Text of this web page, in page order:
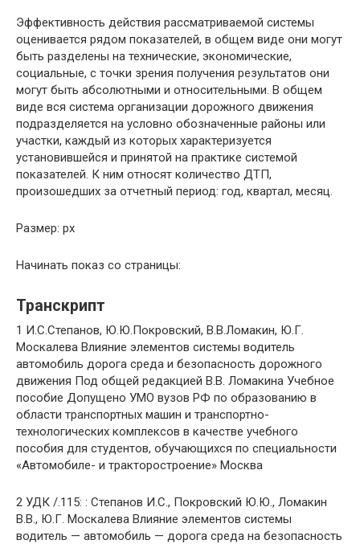
Эффективность действия рассматриваемой системы
оценивается рядом показателей, в общем виде они могут
быть разделены на технические, экономические,
социальные, с точки зрения получения результатов они
могут быть абсолютными и относительными. В общем
виде вся система организации дорожного движения
подразделяется на условно обозначенные районы или
участки, каждый из которых характеризуется
установившейся и принятой на практике системой
показателей. К ним относят количество ДТП,
произошедших за отчетный период: год, квартал, месяц.
Размер: px
Начинать показ со страницы:
Транскрипт
1 И.С.Степанов, Ю.Ю.Покровский, В.В.Ломакин, Ю.Г.
Москалева Влияние элементов системы водитель
автомобиль дорога среда и безопасность дорожного
движения Под общей редакцией В.В. Ломакина Учебное
пособие Допущено УМО вузов РФ по образованию в
области транспортных машин и транспортно-
технологических комплексов в качестве учебного
пособия для студентов, обучающихся по специальности
«Автомобиле- и тракторостроение» Москва
2 УДК /.115: : Степанов И.С., Покровский Ю.Ю., Ломакин
В.В., Ю.Г. Москалева Влияние элементов системы
водитель — автомобиль — дорога среда на безопасность